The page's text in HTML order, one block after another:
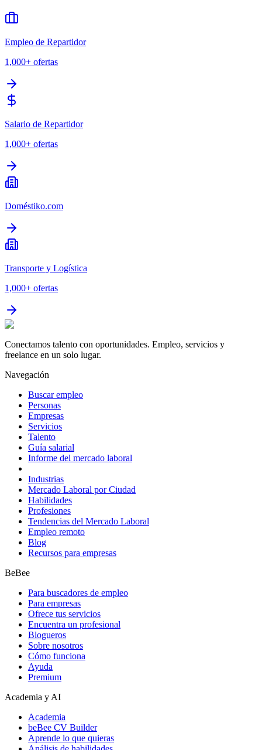
Empleo de Repartidor
1,000+ ofertas
Salario de Repartidor
1,000+ ofertas
Doméstiko.com
Transporte y Logística
1,000+ ofertas
Conectamos talento con oportunidades. Empleo, servicios y
freelance en un solo lugar.
Navegación
Buscar empleo
Personas
Empresas
Servicios
Talento
Guía salarial
Informe del mercado laboral
Industrias
Mercado Laboral por Ciudad
Habilidades
Profesiones
Tendencias del Mercado Laboral
Empleo remoto
Blog
Recursos para empresas
BeBee
Para buscadores de empleo
Para empresas
Ofrece tus servicios
Encuentra un profesional
Blogueros
Sobre nosotros
Cómo funciona
Ayuda
Premium
Academia y AI
Academia
beBee CV Builder
Aprende lo que quieras